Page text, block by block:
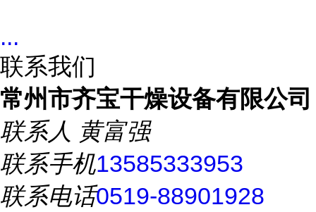
...
联系我们
常州市齐宝干燥设备有限公司
联系人 黄富强
联系手机13585333953
联系电话0519-88901928